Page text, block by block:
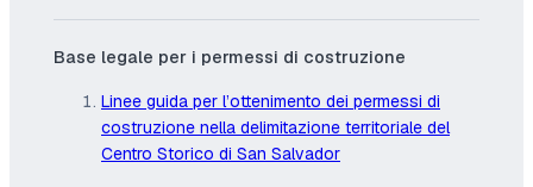
Base legale per i permessi di costruzione
Linee guida per l’ottenimento dei permessi di
costruzione nella delimitazione territoriale del
Centro Storico di San Salvador